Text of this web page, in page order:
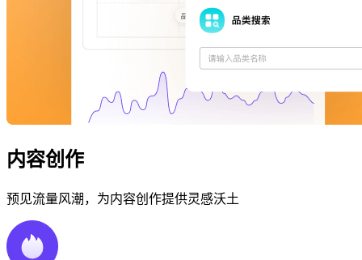
内容创作
预见流量风潮，为内容创作提供灵感沃土